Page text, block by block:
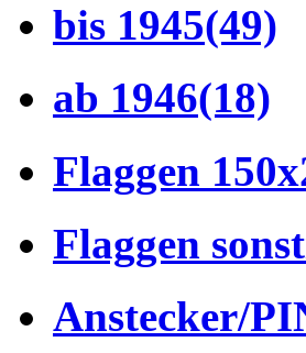
bis 1945(49)
ab 1946(18)
Flaggen
Flaggen
Anstecker/